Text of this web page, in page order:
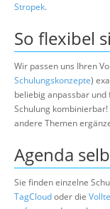
Stropek.
So flexibel
Wir passen uns Ihren
Schulungskonzepte)
beliebig anpassbar
Schulung
andere Themen
Agenda
Sie finden einzelne
TagCloudoder die